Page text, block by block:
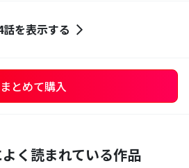
を表示する
まとめて購入
く読まれている作品